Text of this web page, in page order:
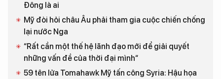
Đông là ai
Mỹ đòi hỏi châu Âu phải tham gia cuộc chiến chống
lại nước Nga
“Rất cần một thế hệ lãnh đạo mới để giải quyết
những vấn đề của thời đại mình“
59 tên lửa Tomahawk Mỹ tấn công Syria: Hậu họa